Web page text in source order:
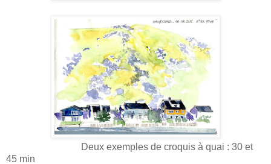
Deux exemples de croquis à quai : 30 et
45 min